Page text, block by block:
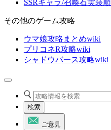
SSRキャラ/召喚石実装順
その他のゲーム攻略
ウマ娘攻略まとめwiki
プリコネR攻略wiki
シャドウバース攻略wiki
検索
ご意見